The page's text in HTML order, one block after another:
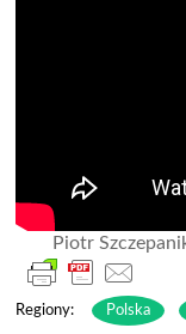
Piotr
Regiony: Polska